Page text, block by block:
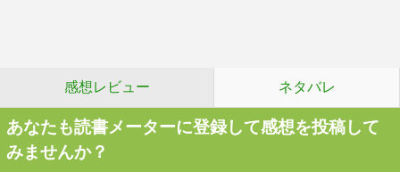
感想レビュー ネタバレ
あなたも読書メーターに登録して感想を投稿して
みませんか？